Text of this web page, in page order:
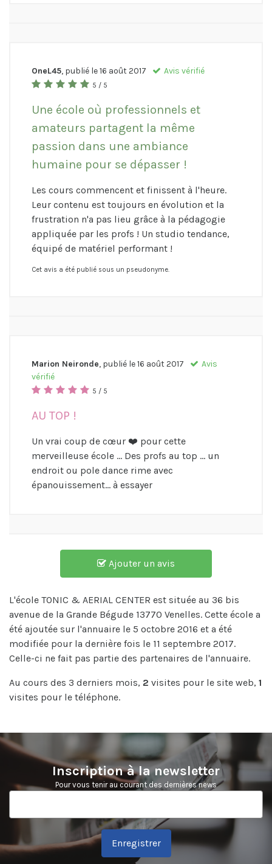
OneL45, publié le16 août 2017 Avis vérifié
5 / 5
Une école où professionnels et
amateurs partagent la même
passion dans une ambiance
humaine pour se dépasser !
Les cours commencent et finissent à l'heure.
Leur contenu est toujours en évolution et la
frustration n'a pas lieu grâce à la pédagogie
appliquée par les profs ! Un studio tendance,
équipé de matériel performant !
Cet avis a été publié sous un pseudonyme.
Marion Neironde, publié le16 août 2017
Avis
vérifié
5 / 5
AU TOP !
Un vrai coup de cœur ❤️ pour cette
merveilleuse école ... Des profs au top ... un
endroit ou pole dance rime avec
épanouissement... à essayer
Ajouter un avis
L'école TONIC & AERIAL CENTER est située au 36 bis
avenue de la Grande Bégude 13770 Venelles. Cette école a
été ajoutée sur l'annuaire le 5 octobre 2016 et a été
modifiée pour la dernière fois le 11 septembre 2017.
Celle-ci ne fait pas partie des partenaires de l'annuaire.
Au cours des 3 derniers mois, 2 visites pour le site web, 1
visites pour le téléphone.
Inscription à la newsletter
Pour vous tenir au courant des dernières news
Enregistrer